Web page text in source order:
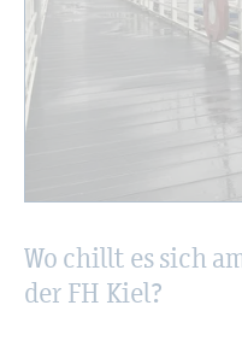
Wo chillt es sich
der FH Kiel?